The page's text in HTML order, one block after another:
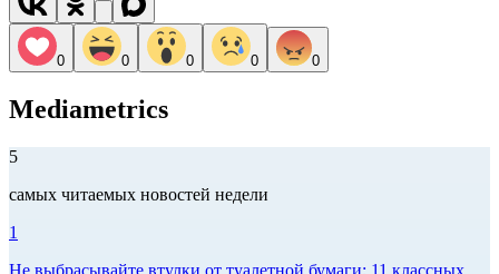
0 0 0 0 0
Mediametrics
5
самых читаемых новостей недели
1